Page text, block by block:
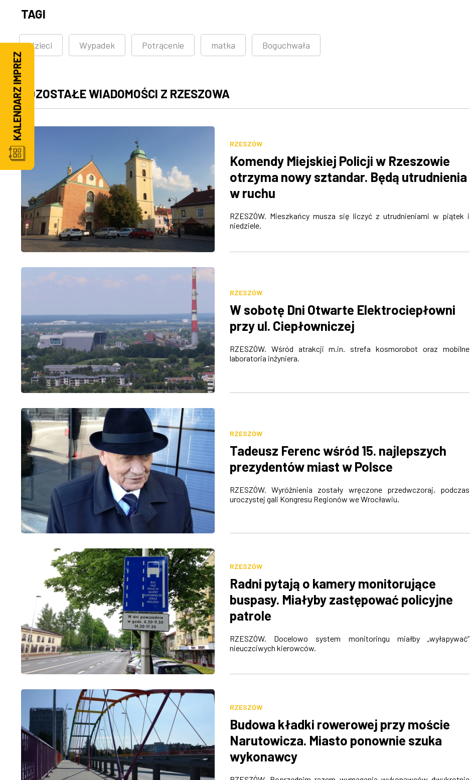
TAGI
dzieci Wypadek Potrącenie matka Boguchwała
POZOSTAŁE WIADOMOŚCI Z RZESZOWA
RZESZÓW
Komendy Miejskiej Policji w Rzeszowie
otrzyma nowy sztandar. Będą utrudnienia
w ruchu
RZESZÓW. Mieszkańcy musza się liczyć z utrudnieniami w piątek i
niedziele.
RZESZÓW
W sobotę Dni Otwarte Elektrociepłowni
przy ul. Ciepłowniczej
RZESZÓW. Wśród atrakcji m.in. strefa kosmorobot oraz mobilne
laboratoria inżyniera.
RZESZÓW
Tadeusz Ferenc wśród 15. najlepszych
prezydentów miast w Polsce
RZESZÓW. Wyróżnienia zostały wręczone przedwczoraj, podczas
uroczystej gali Kongresu Regionów we Wrocławiu.
RZESZÓW
Radni pytają o kamery monitorujące
buspasy. Miałyby zastępować policyjne
patrole
RZESZÓW. Docelowo system monitoringu miałby „wyłapywać”
nieuczciwych kierowców.
RZESZÓW
Budowa kładki rowerowej przy moście
Narutowicza. Miasto ponownie szuka
wykonawcy
KALENDARZ IMPREZ